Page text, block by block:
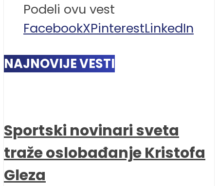
Podeli ovu vest
FacebookXPinterestLinkedIn
NAJNOVIJE VESTI
Sportski novinari sveta
traže oslobađanje Kristofa
Gleza